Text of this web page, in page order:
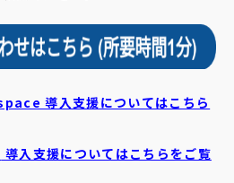
導入支援についてはこちら
導入支援についてはこちらをご覧